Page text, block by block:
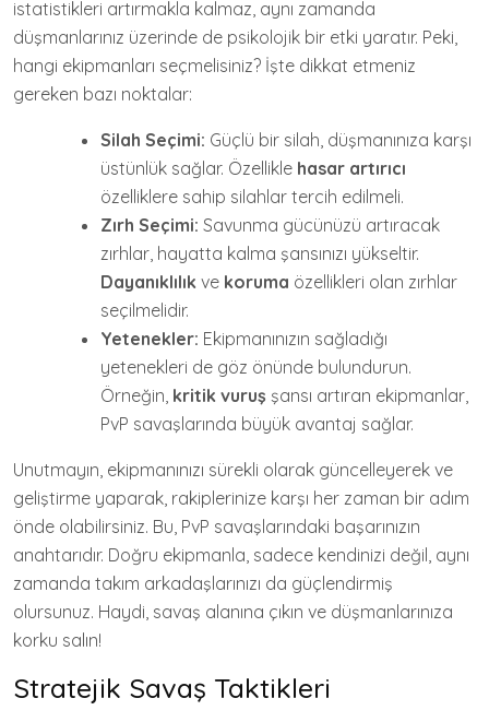
istatistikleri artırmakla kalmaz, aynı zamanda
düşmanlarınız üzerinde de psikolojik bir etki yaratır. Peki,
hangi ekipmanları seçmelisiniz? İşte dikkat etmeniz
gereken bazı noktalar:
Silah Seçimi: Güçlü bir silah, düşmanınıza karşı
üstünlük sağlar. Özellikle hasar artırıcı
özelliklere sahip silahlar tercih edilmeli.
Zırh Seçimi: Savunma gücünüzü artıracak
zırhlar, hayatta kalma şansınızı yükseltir.
Dayanıklılık ve koruma özellikleri olan zırhlar
seçilmelidir.
Yetenekler: Ekipmanınızın sağladığı
yetenekleri de göz önünde bulundurun.
Örneğin, kritik vuruş şansı artıran ekipmanlar,
PvP savaşlarında büyük avantaj sağlar.
Unutmayın, ekipmanınızı sürekli olarak güncelleyerek ve
geliştirme yaparak, rakiplerinize karşı her zaman bir adım
önde olabilirsiniz. Bu, PvP savaşlarındaki başarınızın
anahtarıdır. Doğru ekipmanla, sadece kendinizi değil, aynı
zamanda takım arkadaşlarınızı da güçlendirmiş
olursunuz. Haydi, savaş alanına çıkın ve düşmanlarınıza
korku salın!
Stratejik Savaş Taktikleri